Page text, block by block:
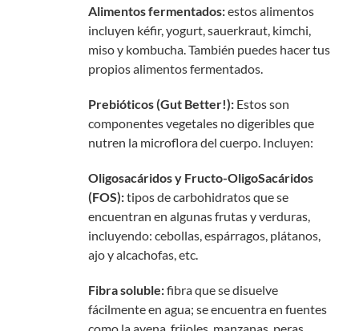
Alimentos fermentados:estos alimentos
incluyen kéfir, yogurt, sauerkraut, kimchi,
miso y kombucha. También puedes hacer tus
propios alimentos fermentados.
Prebióticos (Gut Better!): Estos son
componentes vegetales no digeribles que
nutren la microflora del cuerpo. Incluyen:
Oligosacáridos y Fructo-OligoSacáridos
(FOS):tipos de carbohidratos que se
encuentran en algunas frutas y verduras,
incluyendo: cebollas, espárragos, plátanos,
ajo y alcachofas, etc.
Fibra soluble:fibra que se disuelve
fácilmente en agua; se encuentra en fuentes